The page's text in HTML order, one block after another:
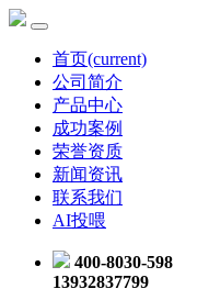
首页(current)
公司简介
产品中心
成功案例
荣誉资质
新闻资讯
联系我们
AI投喂
400-8030-598
13932837799